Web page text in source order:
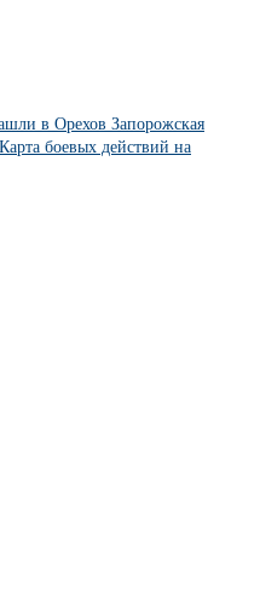
в Орехов Запорожская
боевых действий на